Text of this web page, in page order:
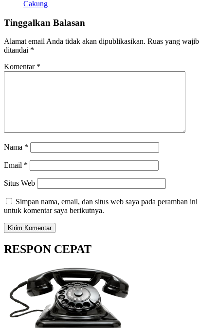
Cakung
Tinggalkan Balasan
Alamat email Anda tidak akan dipublikasikan. Ruas yang wajib
ditandai *
Komentar *
Nama *
Email *
Situs Web
Simpan nama, email, dan situs web saya pada peramban ini
untuk komentar saya berikutnya.
RESPON CEPAT